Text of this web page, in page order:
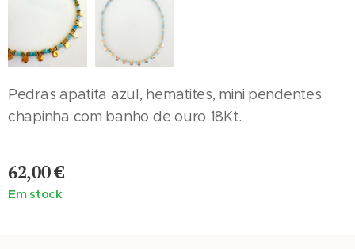
Pedras apatita azul, hematites, mini pendentes
chapinha com banho de ouro 18Kt.
62,00€
Em stock